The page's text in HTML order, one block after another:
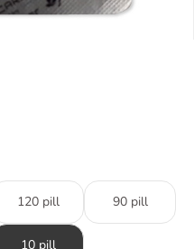
120 pill 90 pill
10 pill